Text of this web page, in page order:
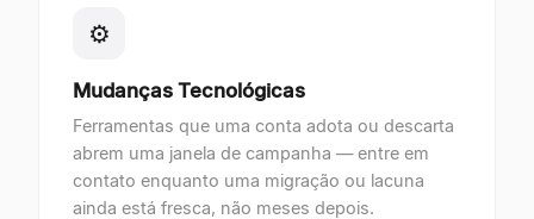
⚙
Mudanças Tecnológicas
Ferramentas que uma conta adota ou descarta
abrem uma janela de campanha — entre em
contato enquanto uma migração ou lacuna
ainda está fresca, não meses depois.